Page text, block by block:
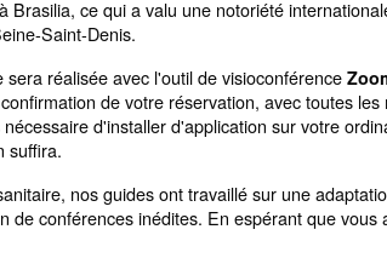
Brasilia, ce qui a valu une notoriété
Saint-Denis.
réalisée avec l'outil de visioconférence
de votre réservation, avec toutes
d'installer d'application sur votre
suffira.
nos guides ont travaillé sur une
de conférences inédites. En espérant que